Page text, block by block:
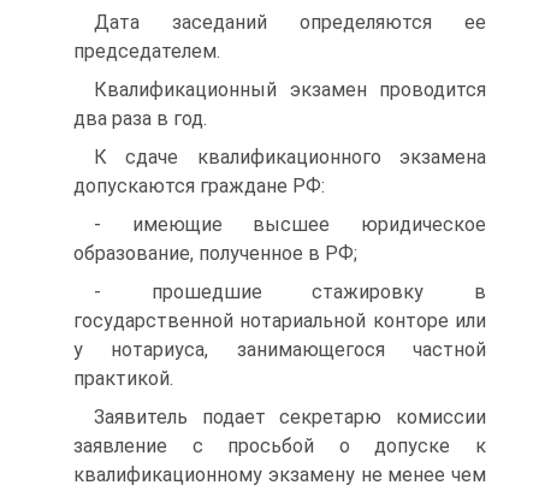
Дата заседаний определяются ее
председателем.
Квалификационный экзамен проводится
два раза в год.
К сдаче квалификационного экзамена
допускаются граждане РФ:
- имеющие высшее юридическое
образование, полученное в РФ;
- прошедшие стажировку в
государственной нотариальной конторе или
у нотариуса, занимающегося частной
практикой.
Заявитель подает секретарю комиссии
заявление с просьбой о допуске к
квалификационному экзамену не менее чем